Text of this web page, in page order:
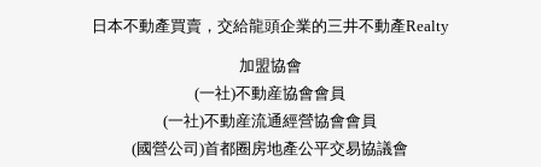
日本不動產買賣，交給龍頭企業的三井不動產Realty
加盟協會
(一社)不動産協會會員
(一社)不動産流通經營協會會員
(國營公司)首都圈房地產公平交易協議會